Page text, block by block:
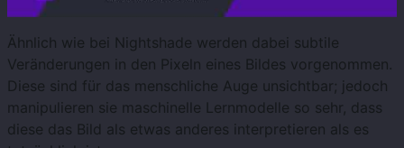
Ähnlich wie bei Nightshade werden dabei subtile
Veränderungen in den Pixeln eines Bildes vorgenommen.
Diese sind für das menschliche Auge unsichtbar; jedoch
manipulieren sie maschinelle Lernmodelle so sehr, dass
diese das Bild als etwas anderes interpretieren als es